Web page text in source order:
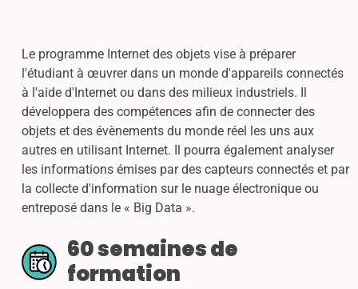
Le programme Internet des objets vise à préparer
l'étudiant à œuvrer dans un monde d'appareils connectés
à l'aide d'Internet ou dans des milieux industriels. Il
développera des compétences afin de connecter des
objets et des évènements du monde réel les uns aux
autres en utilisant Internet. Il pourra également analyser
les informations émises par des capteurs connectés et par
la collecte d'information sur le nuage électronique ou
entreposé dans le « Big Data ».
60 semaines de
formation